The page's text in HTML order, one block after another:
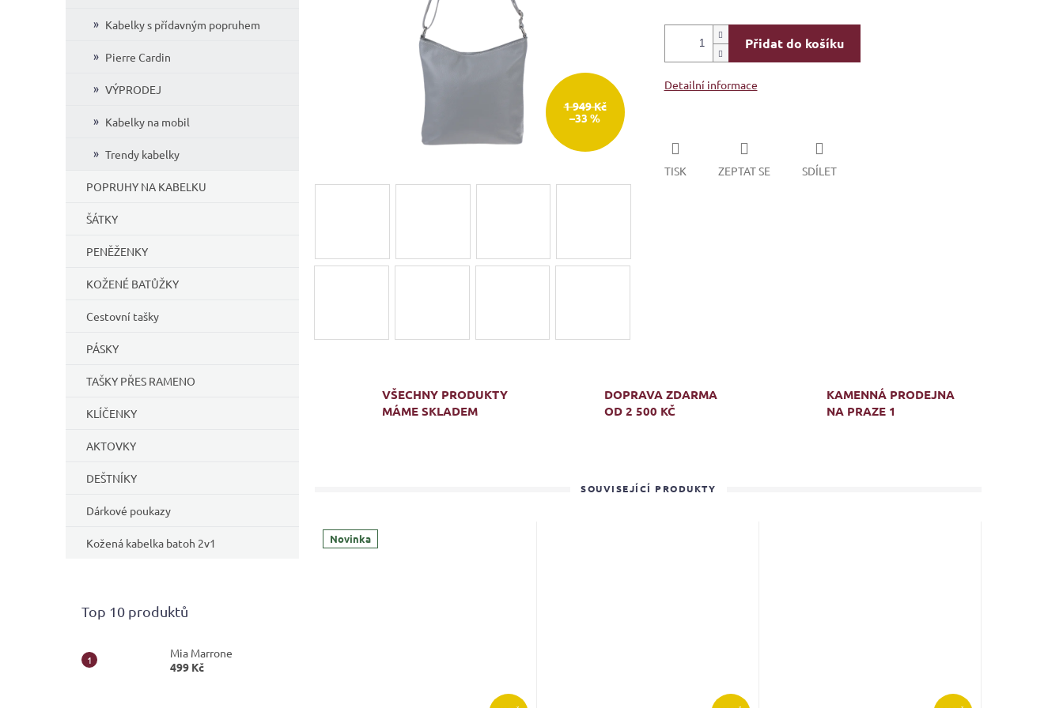
Kabelky s přídavným popruhem
Pierre Cardin
VÝPRODEJ
Kabelky na mobil
Trendy kabelky
POPRUHY NA KABELKU
ŠÁTKY
PENĚŽENKY
KOŽENÉ BATŮŽKY
Cestovní tašky
PÁSKY
TAŠKY PŘES RAMENO
KLÍČENKY
AKTOVKY
DEŠTNÍKY
Dárkové poukazy
Kožená kabelka batoh 2v1
Top 10 produktů
Mia Marrone
499 Kč
1 949 Kč
–33 %
Přidat do košíku
Detailní informace
TISK ZEPTAT SE SDÍLET
VŠECHNY PRODUKTY
MÁME SKLADEM
DOPRAVA ZDARMA
OD 2 500 KČ
KAMENNÁ PRODEJNA
NA PRAZE 1
SOUVISEJÍCÍ PRODUKTY
Novinka